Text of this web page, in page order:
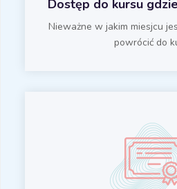
Dostęp do kursu
Nieważne w jakim miesjcu
powrócić do